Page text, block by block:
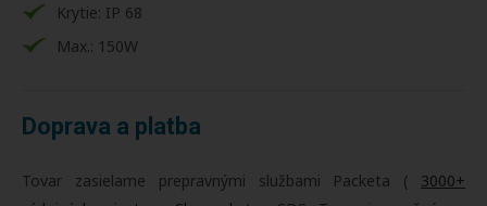
Krytie: IP 68
Max.: 150W
Doprava a platba
Tovar zasielame prepravnými službami Packeta ( 3000+